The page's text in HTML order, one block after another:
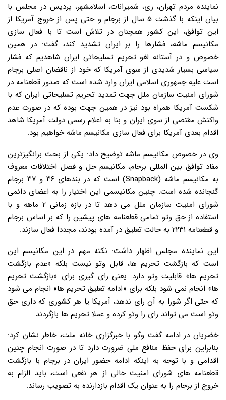
نماینده مردم تهران، ری، شمیرانات، اسلامشهر، پردیس در مجلس با
بیان اینکه با گذشت ۵ سال از برجام و حتی پس از خروج آمریکا از
این توافق، این کشور همچنان در تلاش است تا با فعال سازی
مکانیسم ماشه، فشارها را بر ایران تشدید کند، گفت: در همین
خصوص و در آستانه لغو تحریم تسلیحاتی ایران شاهدیم که فشار
سیاسی بسیار شدیدی از سوی آمریکا که خود از ناقضان اصلی برجام
است علیه جمهوری اسلامی ایران وارد شده است که صدور قطعنامه در
شورای امنیت سازمان ملل جهت تمدید تحریم تسلیحاتی ایران که با
شکست آمریکا همراه بود نیز در همین جهت بوده که در صورت عدم
واکنش مقتضی از سوی ایران و بنا به اعلام رسمی دولت آمریکا شاهد
اقدام بعدی آمریکا برای فعال سازی مکانیسم ماشه خواهیم بود.
وی در خصوص مکانیسم ماشه توضیح داد: یکی از بحث برانگیزترین
مفاد توافق بین المللی برجام، مکانیسم حل و فصل اختلافات معروف
به مکانیسم ماشه (Snapback) است که در بندهای ۳۶ و ۳۷ برجام
گنجانده شده است. چنین مکانیسمی این اختیار را به اعضای دائمی
شورای امنیت سازمان ملل می دهد تا در بازه زمانی ۲ ماهه و با
استفاده از حق وتو تمامی قطعنامه های پیشین را که بر اساس برجام
و قطعنامه ۲۲۳۱ به حالت تعلیق در آمده بودند، مجددا فعال سازند.
این نماینده مجلس اظهار داشت: نکته مهم در این مکانیسم این
است که بازگشت تحریم ها، قابل وتو نیست بلکه «عدم بازگشت
تحریم ها» قابلیت وتو دارد. یعنی رای گیری برای «بازگشت تحریم
ها» انجام نمی شود بلکه برای «ادامه تعلیق تحریم ها» انجام می شود
که حتی اگر شورا به آن رای ندهد، آمریکا یا هر کشوری که داری حق
وتو است می تواند رای را وتو کرده و عملا تحریم ها بازگردند.
خضریان در ادامه گفت وگو با خبرگزاری خانه ملت، خاطر نشان کرد:
بنابراین برای حفظ منافع ملی ضرورت دارد تا در صورت انجام چنین
اقدامی و با توجه به اینکه ادامه حضور ایران در برجام با بازگشت
قطعنامه های شورای امنیت خالی از هر نفعی است، باید الزام به
خروج از برجام را به عنوان یک اقدام بازدارنده به تصویب رساند.